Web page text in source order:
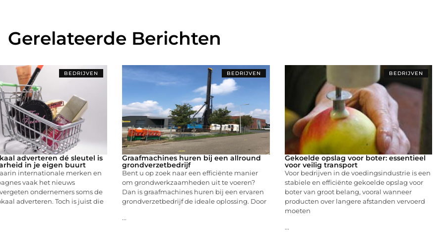
Gerelateerde Berichten
BEDRIJVEN
adverteren dé sleutel is
in je eigen buurt
internationale merken en
vaak het nieuws
ondernemers soms de
adverteren. Toch is juist die
BEDRIJVEN
Graafmachines huren bij een allround
grondverzetbedrijf
Bent u op zoek naar een efficiënte manier
om grondwerkzaamheden uit te voeren?
Dan is graafmachines huren bij een ervaren
grondverzetbedrijf de ideale oplossing. Door
...
BEDRIJVEN
Gekoelde opslag voor boter: essentieel
voor veilig transport
Voor bedrijven in de voedingsindustrie is een
stabiele en efficiënte gekoelde opslag voor
boter van groot belang, vooral wanneer
producten over langere afstanden vervoerd
moeten
...